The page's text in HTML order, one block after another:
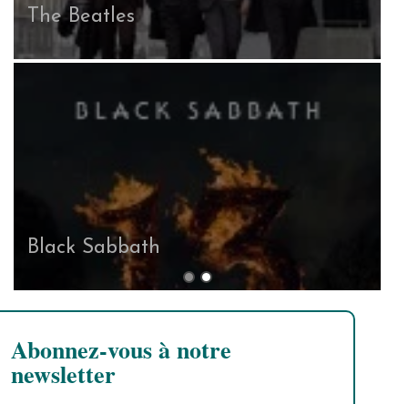
The Beatles
Black Sabbath
Abonnez-vous à notre
newsletter